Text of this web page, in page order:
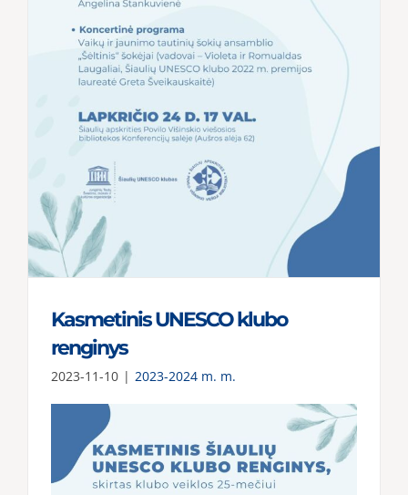
Kasmetinis UNESCO klubo
renginys
2023-11-10 | 2023-2024 m. m.